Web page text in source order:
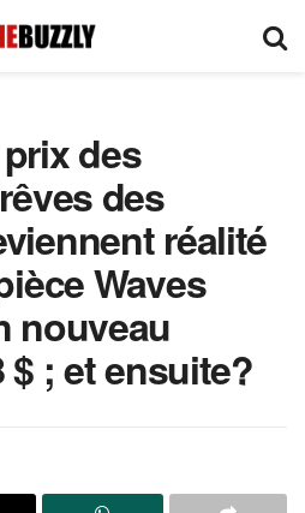
des
des
réalité
Waves
nouveau
$ ; et ensuite?